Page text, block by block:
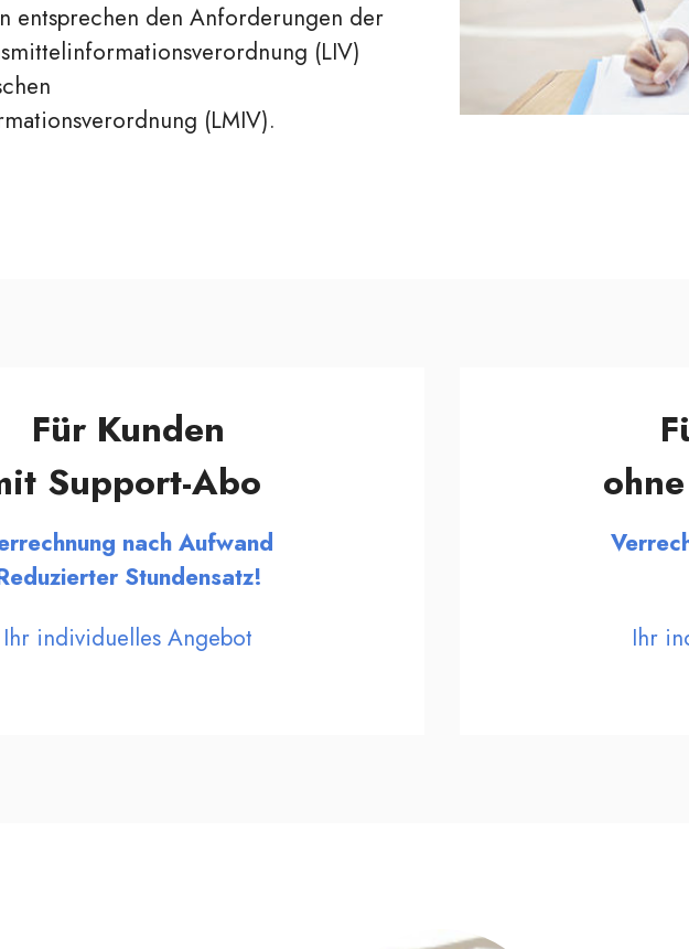
entsprechen den Anforderungen der
(LIV)
(LMIV).
Für Kunden
Support-Abo
nach Aufwand
Stundensatz!
Ihr individuelles Angebot
Ihr